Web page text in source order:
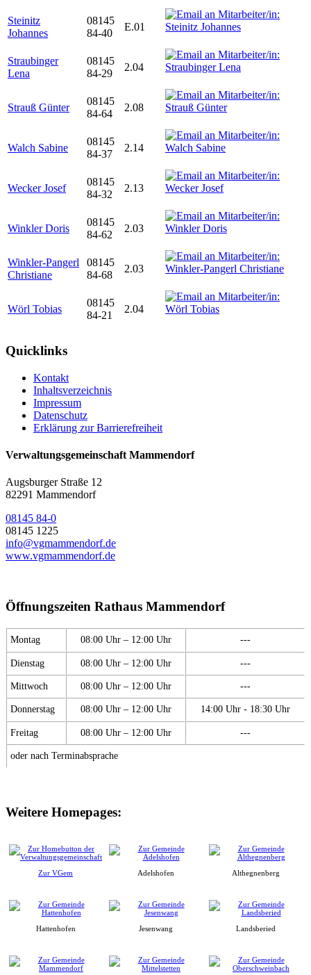
Steinitz
Johannes
08145
84-40
E.01
Straubinger
Lena
08145
84-29
2.04
Strauß Günter
08145
84-64
2.08
Walch Sabine
08145
84-37
2.14
Wecker Josef
08145
84-32
2.13
Winkler Doris
08145
84-62
2.03
Winkler-Pangerl
Christiane
08145
84-68
2.03
Wörl Tobias
08145
84-21
2.04
Quicklinks
Kontakt
Inhaltsverzeichnis
Impressum
Datenschutz
Erklärung zur Barrierefreiheit
Verwaltungsgemeinschaft Mammendorf
Augsburger Straße 12
82291 Mammendorf
08145 84-0
08145 1225
info@vgmammendorf.de
www.vgmammendorf.de
Öffnungszeiten Rathaus Mammendorf
Montag 08:00 Uhr – 12:00 Uhr ---
Dienstag 08:00 Uhr – 12:00 Uhr ---
Mittwoch 08:00 Uhr – 12:00 Uhr ---
Donnerstag 08:00 Uhr – 12:00 Uhr 14:00 Uhr - 18:30 Uhr
Freitag 08:00 Uhr – 12:00 Uhr ---
oder nach Terminabsprache
Weitere Homepages:
Zur VGem Adelshofen Althegnenberg
Hattenhofen Jesenwang Landsberied